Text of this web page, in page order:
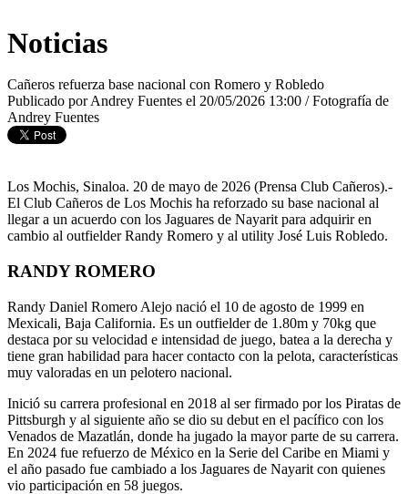
Noticias
Cañeros refuerza base nacional con Romero y Robledo
Publicado por Andrey Fuentes el 20/05/2026 13:00 / Fotografía de
Andrey Fuentes
Los Mochis, Sinaloa. 20 de mayo de 2026 (Prensa Club Cañeros).-
El Club Cañeros de Los Mochis ha reforzado su base nacional al
llegar a un acuerdo con los Jaguares de Nayarit para adquirir en
cambio al outfielder Randy Romero y al utility José Luis Robledo.
RANDY ROMERO
Randy Daniel Romero Alejo nació el 10 de agosto de 1999 en
Mexicali, Baja California. Es un outfielder de 1.80m y 70kg que
destaca por su velocidad e intensidad de juego, batea a la derecha y
tiene gran habilidad para hacer contacto con la pelota, características
muy valoradas en un pelotero nacional.
Inició su carrera profesional en 2018 al ser firmado por los Piratas de
Pittsburgh y al siguiente año se dio su debut en el pacífico con los
Venados de Mazatlán, donde ha jugado la mayor parte de su carrera.
En 2024 fue refuerzo de México en la Serie del Caribe en Miami y
el año pasado fue cambiado a los Jaguares de Nayarit con quienes
vio participación en 58 juegos.